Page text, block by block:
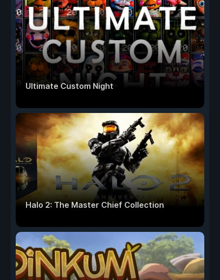
Ultimate Custom Night
Halo 2: The Master Chief Collection